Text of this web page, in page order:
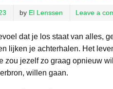
by El Lenssen Leave a
dat je los staat van alles,
lijken je achterhalen. Het
zou jezelf zo graag opnieuw
willen gaan.